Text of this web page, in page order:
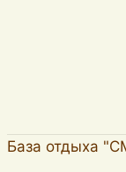
База отдыха